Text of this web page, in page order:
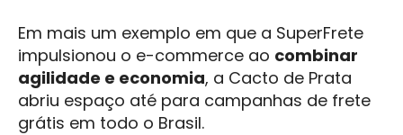
Em mais um exemplo em que a SuperFrete
impulsionou o e-commerce ao combinar
agilidade e economia, a Cacto de Prata
abriu espaço até para campanhas de frete
grátis em todo o Brasil.